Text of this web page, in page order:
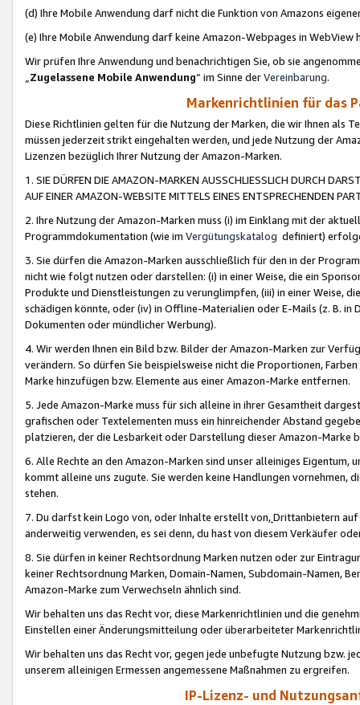
(d) Ihre Mobile Anwendung darf nicht die Funktion von Amazons
(e) Ihre Mobile Anwendung darf keine Amazon-Webpages in WebView
Wir prüfen Ihre Anwendung und benachrichtigen Sie, ob sie
„Zugelassene Mobile Anwendung“ im Sinne derVereinbarung.
Markenrichtlinien für das
Diese Richtlinien gelten für die Nutzung der Marken, die wir Ihnen als
müssen jederzeit strikt eingehalten werden, und jede Nutzung der
Lizenzen bezüglich Ihrer Nutzung der Amazon-Marken.
1. SIE DÜRFEN DIE AMAZON-MARKEN AUSSCHLIESSLICH DURCH
AUF EINER AMAZON-WEBSITE MITTELS EINES ENTSPRECHENDEN
2. Ihre Nutzung der Amazon-Marken muss (i) im Einklang mit der
Programmdokumentation (wie im Vergütungskatalog definiert)
3. Sie dürfen die Amazon-Marken ausschließlich für den in der
nicht wie folgt nutzen oder darstellen: (i) in einer Weise, die ein
Produkte und Dienstleistungen zu verunglimpfen, (iii) in einer Weise,
schädigen könnte, oder (iv) in Offline-Materialien oder E-Mails (z. B. in
Dokumenten oder mündlicher Werbung).
4. Wir werden Ihnen ein Bild bzw. Bilder der Amazon-Marken zur
verändern. So dürfen Sie beispielsweise nicht die Proportionen,
Marke hinzufügen bzw. Elemente aus einer Amazon-Marke entfernen.
5. Jede Amazon-Marke muss für sich alleine in ihrer Gesamtheit
grafischen oder Textelementen muss ein hinreichender Abstand
platzieren, der die Lesbarkeit oder Darstellung dieser Amazon-Marke
6. Alle Rechte an den Amazon-Marken sind unser alleiniges
kommt alleine uns zugute. Sie werden keine Handlungen vornehmen,
stehen.
7. Du darfst kein Logo von, oder Inhalte erstellt von,Drittanbietern auf
anderweitig verwenden, es sei denn, du hast von diesem Verkäufer
8. Sie dürfen in keiner Rechtsordnung Marken nutzen oder zur
keiner Rechtsordnung Marken, Domain-Namen, Subdomain-Namen,
Amazon-Marke zum Verwechseln ähnlich sind.
Wir behalten uns das Recht vor, diese Markenrichtlinien und die
Einstellen einer Änderungsmitteilung oder überarbeiteter
Wir behalten uns das Recht vor, gegen jede unbefugte Nutzung bzw.
unserem alleinigen Ermessen angemessene Maßnahmen zu ergreifen.
IP-Lizenz- und